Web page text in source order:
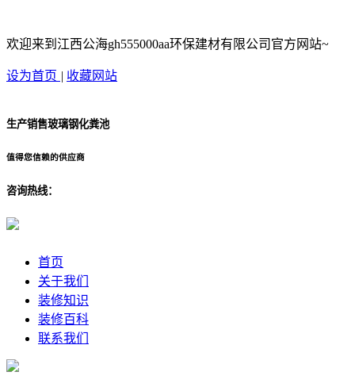
欢迎来到江西公海gh555000aa环保建材有限公司官方网站~
设为首页 | 收藏网站
生产销售玻璃钢化粪池
值得您信赖的供应商
咨询热线：
首页
关于我们
装修知识
装修百科
联系我们